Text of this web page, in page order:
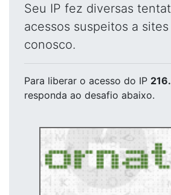
Seu IP fez diversas
acessos suspeitos a
conosco.
Para liberar o acesso do IP
responda ao desafio abaixo.